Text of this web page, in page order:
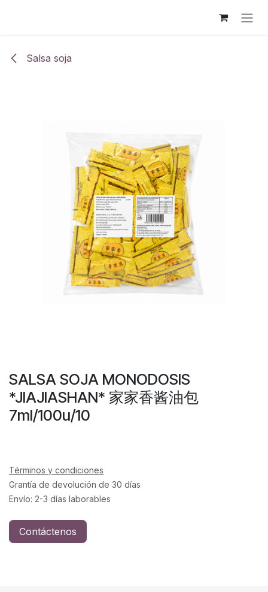
Salsa soja
SALSA SOJA MONODOSIS
*JIAJIASHAN* 家家香酱油包
7ml/100u/10
Términos y condiciones
Grantía de devolución de 30 días
Envío: 2-3 días laborables
Contáctenos